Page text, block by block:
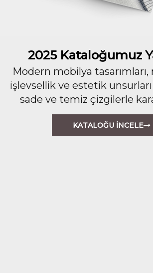
2025 Kataloğumuz
Modern mobilya
işlevsellik ve estetik
sade ve temiz çizgilerle
KATALOĞU İNCELE